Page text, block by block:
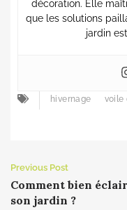
décoration. Elle
que les solutions
jardin
hivernage voile
Previous Post
Comment bien
son jardin ?